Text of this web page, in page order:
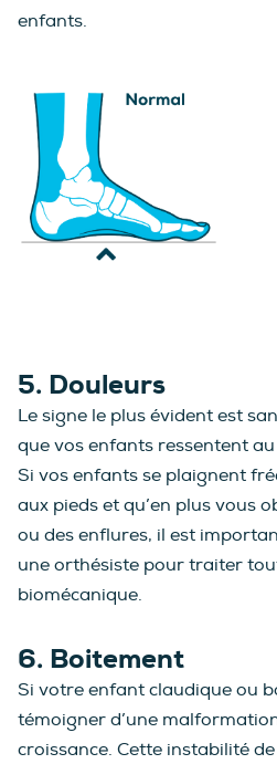
enfants.
5. Douleurs
Le signe le plus évident est
que vos enfants ressentent
Si vos enfants se plaignent
aux pieds et qu’en plus vous
ou des enflures, il est
une orthésiste pour traiter
biomécanique.
6. Boitement
Si votre enfant claudique ou
témoigner d’une
croissance. Cette instabilité